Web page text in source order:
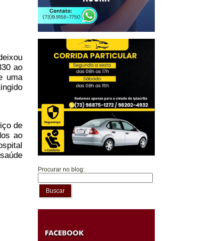
ao
uma
de
ao
Procurar no blog:
Buscar